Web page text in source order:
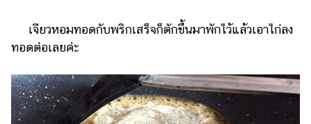
เจียวหอมทอดกับพริกเสร็จก็ตักขึ้นมาพักไว้แล้วเอาไก่ลง
ทอดต่อเลยค่ะ